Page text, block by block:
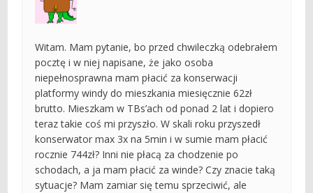
Witam. Mam pytanie, bo przed chwileczką odebrałem
pocztę i w niej napisane, że jako osoba
niepełnosprawna mam płacić za konserwacji
platformy windy do mieszkania miesięcznie 62zł
brutto. Mieszkam w TBs’ach od ponad 2 lat i dopiero
teraz takie coś mi przyszło. W skali roku przyszedł
konserwator max 3x na 5min i w sumie mam płacić
rocznie 744zł? Inni nie płacą za chodzenie po
schodach, a ja mam płacić za winde? Czy znacie taką
sytuacje? Mam zamiar się temu sprzeciwić, ale